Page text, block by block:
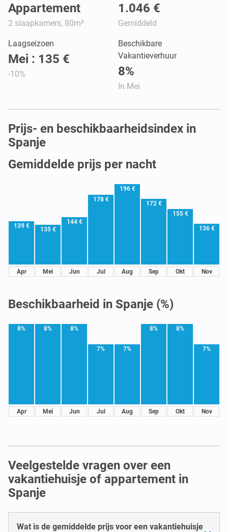
Appartement
2 slaapkamers, 80m²
1.046 €
Gemiddeld
Laagseizoen
Mei : 135 €
-10%
Beschikbare
Vakantieverhuur
8%
In Mei
Prijs- en beschikbaarheidsindex in
Spanje
Gemiddelde prijs per nacht
139 €
Apr
135 €
Mei
144 €
Jun
178 €
Jul
196 €
Aug
172 €
Sep
155 €
Okt
136 €
Nov
Beschikbaarheid in Spanje (%)
8%
Apr
8%
Mei
8%
Jun
7%
Jul
7%
Aug
8%
Sep
8%
Okt
7%
Nov
Veelgestelde vragen over een
vakantiehuisje of appartement in
Spanje
Wat is de gemiddelde prijs voor een vakantiehuisje